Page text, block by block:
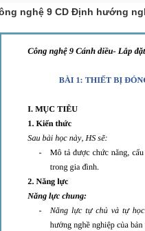
nghệ 9 CD Định hướng